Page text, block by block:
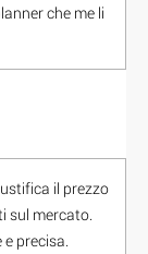
che me li
il prezzo
sul mercato.
precisa.